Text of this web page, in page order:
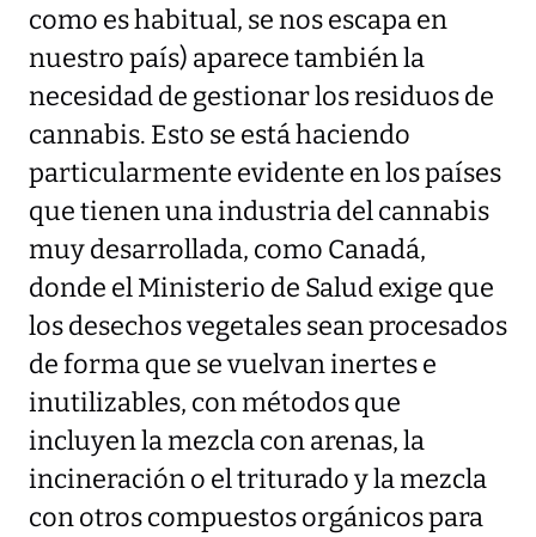
como es habitual, se nos escapa en
nuestro país) aparece también la
necesidad de gestionar los residuos de
cannabis. Esto se está haciendo
particularmente evidente en los países
que tienen una industria del cannabis
muy desarrollada, como Canadá,
donde el Ministerio de Salud exige que
los desechos vegetales sean procesados
de forma que se vuelvan inertes e
inutilizables, con métodos que
incluyen la mezcla con arenas, la
incineración o el triturado y la mezcla
con otros compuestos orgánicos para